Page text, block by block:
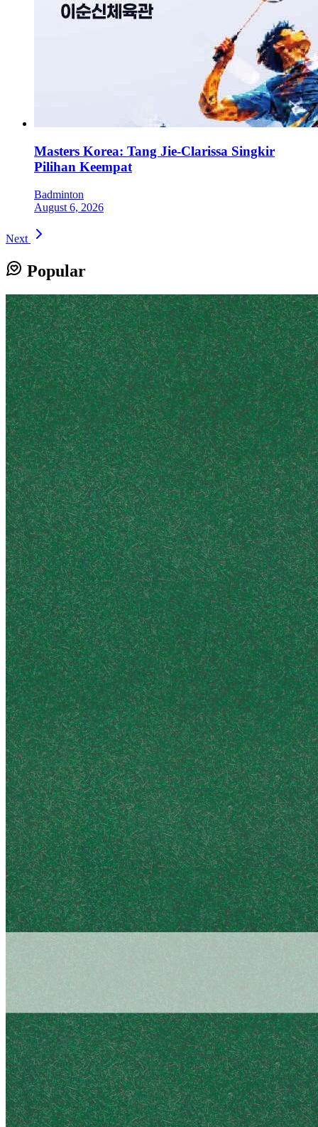
Masters Korea: Tang Jie-Clarissa Singkir
Pilihan Keempat
Badminton
August 6, 2026
Next
Popular